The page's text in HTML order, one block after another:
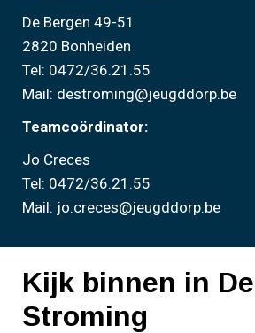
De Bergen 49-51
2820 Bonheiden
Tel: 0472/36.21.55
Mail: destroming@jeugddorp.be
Teamcoördinator:
Jo Creces
Tel: 0472/36.21.55
Mail: jo.creces@jeugddorp.be
Kijk binnen in De
Stroming